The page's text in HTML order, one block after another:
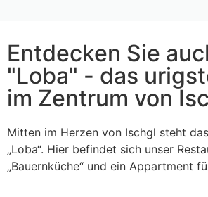
Entdecken Sie
"Loba" - das
im Zentrum von
Mitten im Herzen von Ischgl steht
„Loba“. Hier befindet sich unser
„Bauernküche“ und ein Appartment